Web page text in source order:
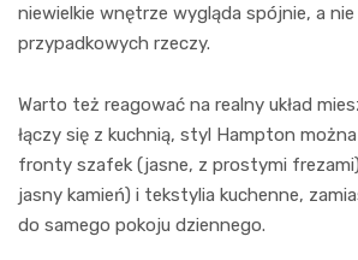
niewielkie wnętrze wygląda spójnie, a nie
przypadkowych rzeczy.
Warto też reagować na realny układ
łączy się z kuchnią, styl Hampton
fronty szafek (jasne, z prostymi
jasny kamień) i tekstylia kuchenne,
do samego pokoju dziennego.